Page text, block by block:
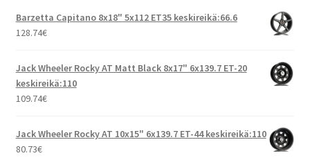
Barzetta Capitano 8x18" 5x112 ET35 keskireikä:66.6
128.74€
Jack Wheeler Rocky AT Matt Black 8x17" 6x139.7 ET-20
keskireikä:110
109.74€
Jack Wheeler Rocky AT 10x15" 6x139.7 ET-44 keskireikä:110
80.73€